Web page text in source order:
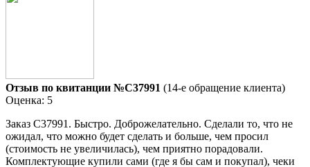
Отзыв по квитанции №C37991 (14-е обращение клиента)
Оценка: 5
Заказ С37991. Быстро. Доброжелательно. Сделали то, что не
ожидал, что можно будет сделать и больше, чем просил
(стоимость не увеличилась), чем приятно порадовали.
Комплектующие купили сами (где я бы сам и покупал), чеки